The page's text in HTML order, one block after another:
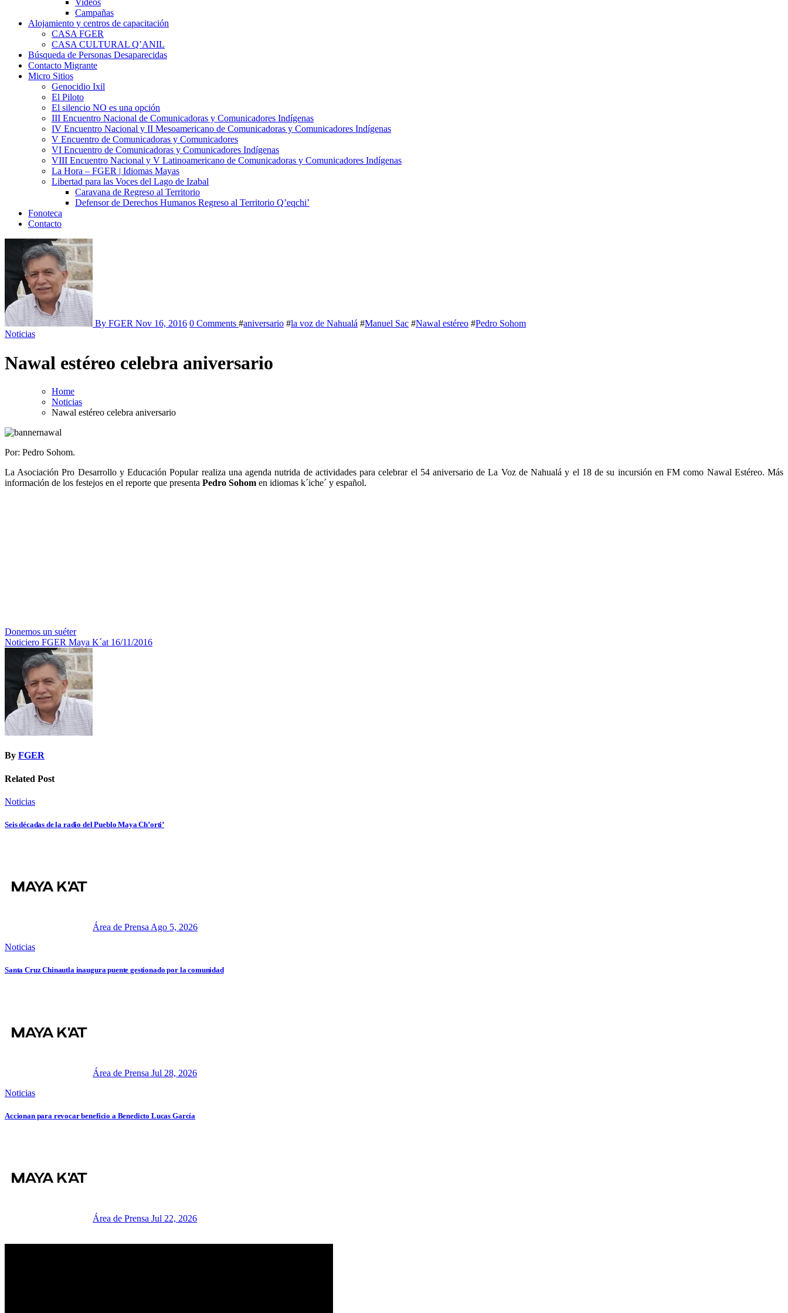
Videos
Campañas
Alojamiento y centros de capacitación
CASA FGER
CASA CULTURAL Q’ANIL
Búsqueda de Personas Desaparecidas
Contacto Migrante
Micro Sitios
Genocidio Ixil
El Piloto
El silencio NO es una opción
III Encuentro Nacional de Comunicadoras y Comunicadores Indígenas
IV Encuentro Nacional y II Mesoamericano de Comunicadoras y Comunicadores Indígenas
V Encuentro de Comunicadoras y Comunicadores
VI Encuentro de Comunicadoras y Comunicadores Indígenas
VIII Encuentro Nacional y V Latinoamericano de Comunicadoras y Comunicadores Indígenas
La Hora – FGER | Idiomas Mayas
Libertad para las Voces del Lago de Izabal
Caravana de Regreso al Territorio
Defensor de Derechos Humanos Regreso al Territorio Q’eqchi’
Fonoteca
Contacto
By FGER Nov 16, 2016 0 Comments #aniversario #la voz de Nahualá #Manuel Sac #Nawal estéreo #Pedro Sohom
Noticias
Nawal estéreo celebra aniversario
Home
Noticias
Nawal estéreo celebra aniversario
Por: Pedro Sohom.
La Asociación Pro Desarrollo y Educación Popular realiza una agenda nutrida de actividades para celebrar el 54 aniversario de La Voz de Nahualá y el 18 de su incursión en FM como Nawal Estéreo. Más
información de los festejos en el reporte que presenta Pedro Sohom en idiomas k´iche´ y español.
Navegación
de
entradas
Donemos un suéter
Noticiero FGER Maya K´at 16/11/2016
By FGER
Related Post
Noticias
Seis décadas de la radio del Pueblo Maya Ch’orti’
Área de Prensa Ago 5, 2026
Noticias
Santa Cruz Chinautla inaugura puente gestionado por la comunidad
Área de Prensa Jul 28, 2026
Noticias
Accionan para revocar beneficio a Benedicto Lucas García
Área de Prensa Jul 22, 2026